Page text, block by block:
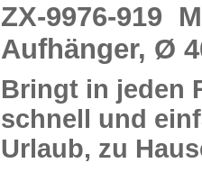
ZX-9976-919
Aufhänger, Ø
Bringt in jeden
schnell und
Urlaub, zu